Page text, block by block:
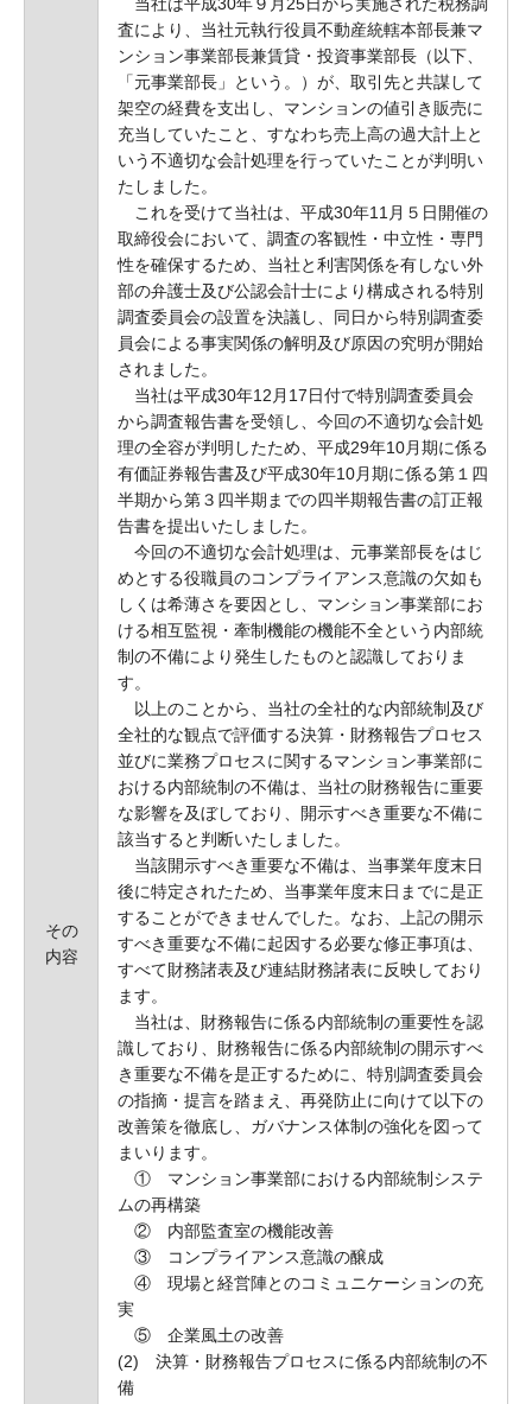
その
内容
査により、当社元執行役員不動産統轄本部長兼マ
ンション事業部長兼賃貸・投資事業部長（以下、
「元事業部長」という。）が、取引先と共謀して
架空の経費を支出し、マンションの値引き販売に
充当していたこと、すなわち売上高の過大計上と
いう不適切な会計処理を行っていたことが判明い
たしました。
これを受けて当社は、平成30年11月５日開催の
取締役会において、調査の客観性・中立性・専門
性を確保するため、当社と利害関係を有しない外
部の弁護士及び公認会計士により構成される特別
調査委員会の設置を決議し、同日から特別調査委
員会による事実関係の解明及び原因の究明が開始
されました。
当社は平成30年12月17日付で特別調査委員会
から調査報告書を受領し、今回の不適切な会計処
理の全容が判明したため、平成29年10月期に係る
有価証券報告書及び平成30年10月期に係る第１四
半期から第３四半期までの四半期報告書の訂正報
告書を提出いたしました。
今回の不適切な会計処理は、元事業部長をはじ
めとする役職員のコンプライアンス意識の欠如も
しくは希薄さを要因とし、マンション事業部にお
ける相互監視・牽制機能の機能不全という内部統
制の不備により発生したものと認識しておりま
す。
以上のことから、当社の全社的な内部統制及び
全社的な観点で評価する決算・財務報告プロセス
並びに業務プロセスに関するマンション事業部に
おける内部統制の不備は、当社の財務報告に重要
な影響を及ぼしており、開示すべき重要な不備に
該当すると判断いたしました。
当該開示すべき重要な不備は、当事業年度末日
後に特定されたため、当事業年度末日までに是正
することができませんでした。なお、上記の開示
すべき重要な不備に起因する必要な修正事項は、
すべて財務諸表及び連結財務諸表に反映しており
ます。
当社は、財務報告に係る内部統制の重要性を認
識しており、財務報告に係る内部統制の開示すべ
き重要な不備を是正するために、特別調査委員会
の指摘・提言を踏まえ、再発防止に向けて以下の
改善策を徹底し、ガバナンス体制の強化を図って
まいります。
① マンション事業部における内部統制システ
ムの再構築
② 内部監査室の機能改善
③ コンプライアンス意識の醸成
④ 現場と経営陣とのコミュニケーションの充
実
⑤ 企業風土の改善
(2) 決算・財務報告プロセスに係る内部統制の不
備